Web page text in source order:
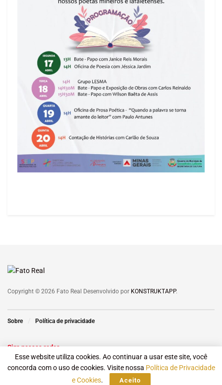
Copyright © 2026 Fato Real Desenvolvido por KONSTRUKTAPP.
Sobre Política de privacidade
Siga nossas redes
Esse website utiliza cookies. Ao continuar a usar este site, você
concorda com o uso de cookies. Visite nossa Política de Privacidade
e Cookies. Aceito